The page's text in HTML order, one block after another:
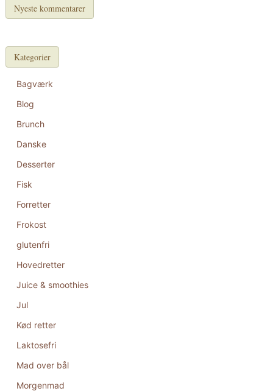
Nyeste kommentarer
Kategorier
Bagværk
Blog
Brunch
Danske
Desserter
Fisk
Forretter
Frokost
glutenfri
Hovedretter
Juice & smoothies
Jul
Kød retter
Laktosefri
Mad over bål
Morgenmad